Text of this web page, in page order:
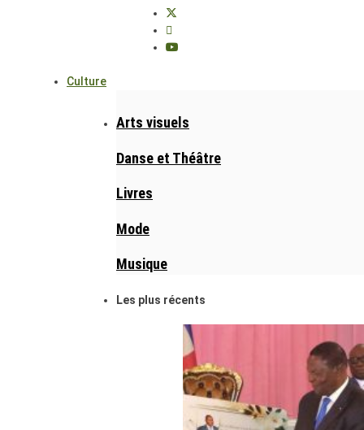
Culture
Arts visuels
Danse et Théâtre
Livres
Mode
Musique
Les plus récents